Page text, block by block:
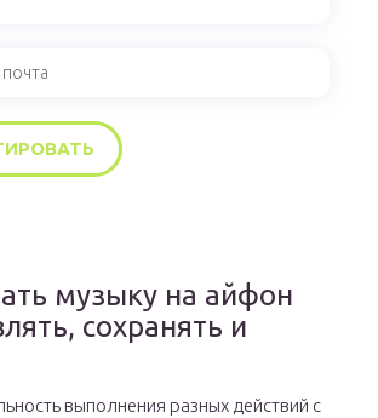
музыку на айфон
сохранять и
выполнения разных действий с